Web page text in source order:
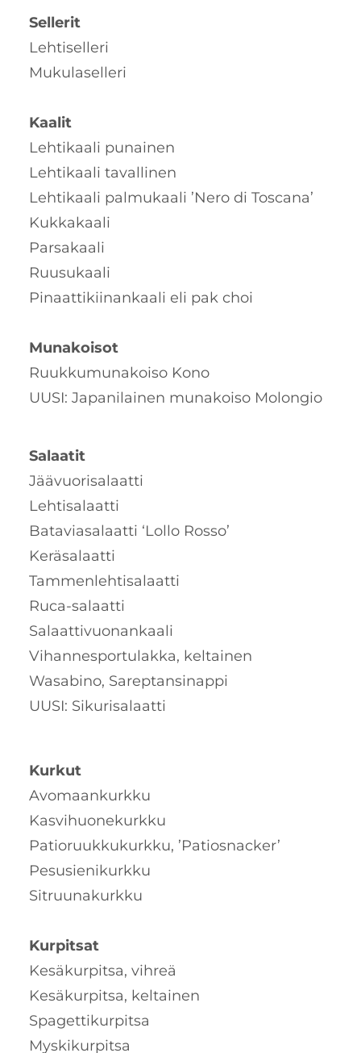
Sellerit
Lehtiselleri
Mukulaselleri
Kaalit
Lehtikaali punainen
Lehtikaali tavallinen
Lehtikaali palmukaali ’Nero di Toscana’
Kukkakaali
Parsakaali
Ruusukaali
Pinaattikiinankaali eli pak choi
Munakoisot
Ruukkumunakoiso Kono
UUSI: Japanilainen munakoiso Molongio
Salaatit
Jäävuorisalaatti
Lehtisalaatti
Bataviasalaatti ‘Lollo Rosso’
Keräsalaatti
Tammenlehtisalaatti
Ruca-salaatti
Salaattivuonankaali
Vihannesportulakka, keltainen
Wasabino, Sareptansinappi
UUSI: Sikurisalaatti
Kurkut
Avomaankurkku
Kasvihuonekurkku
Patioruukkukurkku, ’Patiosnacker’
Pesusienikurkku
Sitruunakurkku
Kurpitsat
Kesäkurpitsa, vihreä
Kesäkurpitsa, keltainen
Spagettikurpitsa
Myskikurpitsa